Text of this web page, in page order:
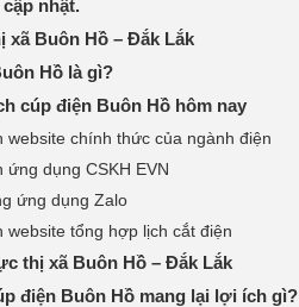
nhật.
xã Buôn Hồ – Đắk Lắk
Hồ là gì?
cúp điện Buôn Hồ hôm nay
website chính thức của ngành điện
ứng dụng CSKH EVN
ứng dụng Zalo
website tổng hợp lịch cắt điện
thị xã Buôn Hồ – Đắk Lắk
điện Buôn Hồ mang lại lợi ích gì?